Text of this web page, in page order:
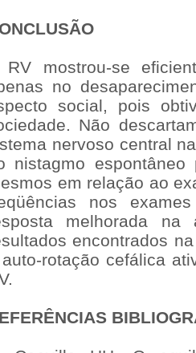
RV mostrou-se
no
social, pois
Não
nervoso central
nistagmo
em relação ao
nos
melhorada na
encontrados
rotação cefálica